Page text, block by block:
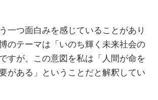
一つ面白みを感じていることがあり
のテーマは「いのち輝く未来社会の
すが、この意図を私は「人間が命を
がある」ということだと解釈してい